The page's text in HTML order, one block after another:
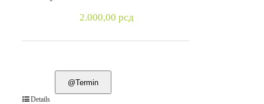
2.000,00 рсд
@Termin
Details